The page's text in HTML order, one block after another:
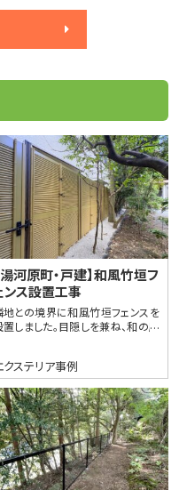
湯河原町・戸建】和風竹垣フ
ンス設置工事
クステリア事例
地との境界に和風竹垣フェンスを
置しました。目隠しを兼ね、和の庭
となって…